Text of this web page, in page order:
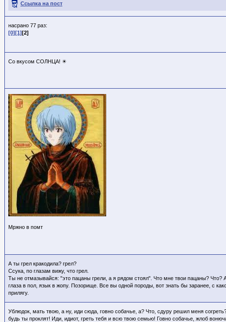
Ссылка на пост
насрано 77 раз:
[0][1][2]
Со вкусом СОЛНЦА! ☀
Мржно в помт
А ты грел кракодила? грел?
Ссука, по глазам вижу, что грел.
Ты не отмазывайся: "это пацаны грели, а я рядом стоял". Что мне твои пацаны?
глаза в пол, язык в жопу. Позорище. Все вы одной породы, вот знать бы заранее, с
прилягу.
Ублюдок, мать твою, а ну, иди сюда, говно собачье, а? Что, сдуру решил меня
будь ты проклят! Иди, идиот, греть тебя и всю твою семью! Говно собачье, жлоб